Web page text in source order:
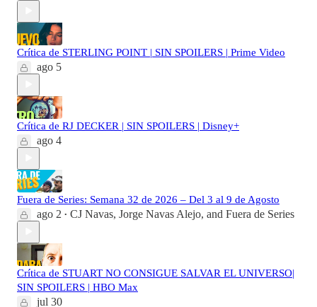
Crítica de STERLING POINT | SIN SPOILERS | Prime Video
ago 5
Crítica de RJ DECKER | SIN SPOILERS | Disney+
ago 4
Fuera de Series: Semana 32 de 2026 – Del 3 al 9 de Agosto
ago 2 • CJ Navas, Jorge Navas Alejo, and Fuera de Series
Crítica de STUART NO CONSIGUE SALVAR EL UNIVERSO|
SIN SPOILERS | HBO Max
jul 30